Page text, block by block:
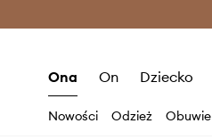
Ona On Dziecko
Nowości Odzież Obuwie